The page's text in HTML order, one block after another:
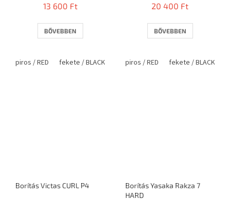
13 600 Ft
BŐVEBBEN
piros / RED fekete / BLACK
20 400 Ft
BŐVEBBEN
piros / RED fekete / BLACK
Borítás Victas CURL P4
Borítás Yasaka Rakza 7
HARD